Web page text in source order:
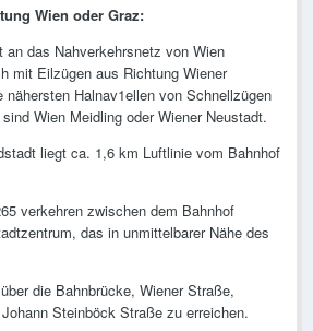
Wien oder Graz:
an das Nahverkehrsnetz von Wien
mit Eilzügen aus Richtung Wiener
nähersten Halnav1ellen von Schnellzügen
Wien Meidling oder Wiener Neustadt.
liegt ca. 1,6 km Luftlinie vom Bahnhof
verkehren zwischen dem Bahnhof
das in unmittelbarer Nähe des
die Bahnbrücke, Wiener Straße,
Steinböck Straße zu erreichen.